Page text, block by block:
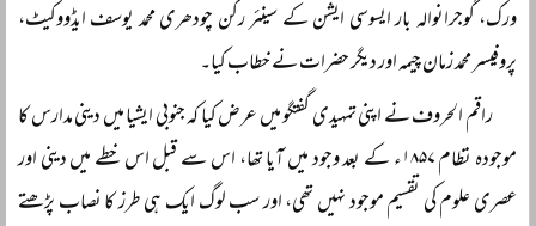
ورک، گوجرانوالہ بار ایسوسی ایشن کے سینئر رکن چودھری محمد یوسف ایڈووکیٹ،
پروفیسر محمد زمان چیمہ اور دیگر حضرات نے خطاب کیا۔
راقم الحروف نے اپنی تمہیدی گفتگو میں عرض کیا کہ جنوبی ایشیا میں دینی مدارس کا
موجودہ نظام ۱۸۵۷ء کے بعد وجود میں آیا تھا، اس سے قبل اس خطے میں دینی اور
عصری علوم کی تقسیم موجود نہیں تھی، اور سب لوگ ایک ہی طرز کا نصاب پڑھتے